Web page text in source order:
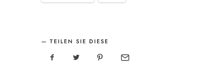
TEILEN SIE DIESE